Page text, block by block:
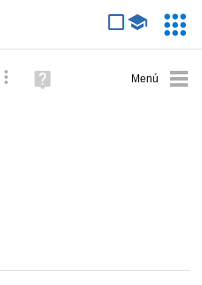
Búsqueda avanzada
Ayuda
(en